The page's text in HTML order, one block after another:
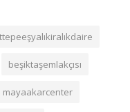
beşiktaşemlakçısı
mayaakarcenter